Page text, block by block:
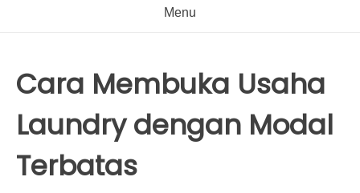
Menu
Cara Membuka Usaha
Laundry dengan Modal
Terbatas